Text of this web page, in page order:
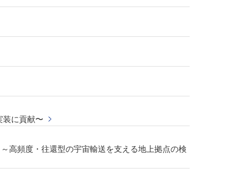
装に貢献〜
高頻度・往還型の宇宙輸送を支える地上拠点の検